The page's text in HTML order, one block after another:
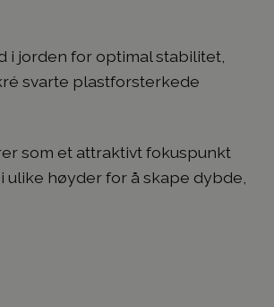
i jorden for optimal stabilitet,
svarte plastforsterkede
som et attraktivt fokuspunkt
høyder for å skape dybde,